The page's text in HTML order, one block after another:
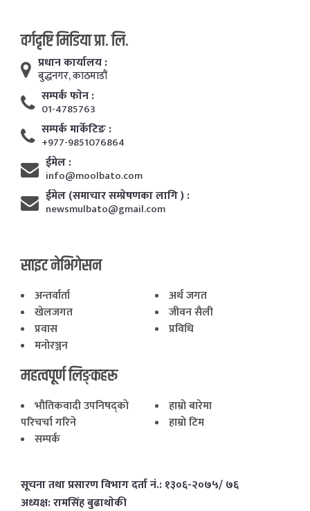
वर्गदृष्टि मिडिया प्रा. लि.
प्रधान कार्यालय :
बुद्धनगर, काठमाडाैं
सम्पर्क फाेन :
01-4785763
सम्पर्क मार्केटिङ :
+977-9851076864
ईमेल :
info@moolbato.com
ईमेल (समाचार सम्प्रेषणका लागि ) :
newsmulbato@gmail.com
साइट नेभिगेसन
अन्तर्वार्ता
अर्थ जगत
खेलजगत
जीवन सैली
प्रवास
प्रविधि
मनोरञ्जन
महत्वपूर्ण लिङ्कहरू
भाैतिकवादी उपनिषद्काे
परिचर्चा गरिने
हाम्राे बारेमा
हाम्राे टिम
सम्पर्क
सूचना तथा प्रसारण विभाग दर्ता नं.: १३०६-२०७५/ ७६
अध्यक्ष: रामसिंह बुढाथाेकी